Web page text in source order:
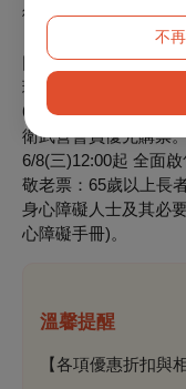
不
衛武營會員優先選購9
※套票退票需整套辦
同場次票券，最遲需
理；套票恕不接受換票
6/1(三)12:00起-6/8(三
衛武營會員優先購票
6/8(三)12:00起 全面啟
敬老票：65歲以上長
身心障礙人士及其必
心障礙手冊)。
溫馨提醒
【各項優惠折扣與